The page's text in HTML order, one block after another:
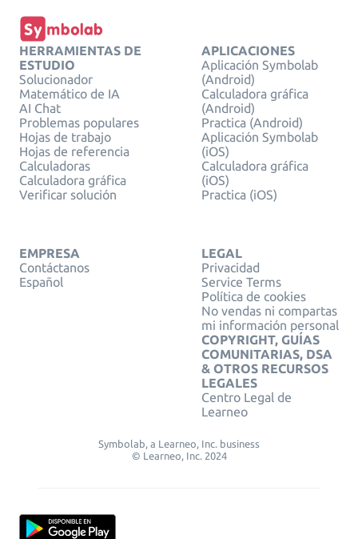
HERRAMIENTAS DE
ESTUDIO
Solucionador
Matemático de IA
AI Chat
Problemas populares
Hojas de trabajo
Hojas de referencia
Calculadoras
Calculadora gráfica
Verificar solución
APLICACIONES
Aplicación Symbolab
(Android)
Calculadora gráfica
(Android)
Practica (Android)
Aplicación Symbolab
(iOS)
Calculadora gráfica
(iOS)
Practica (iOS)
EMPRESA
Contáctanos
Español
LEGAL
Privacidad
Service Terms
Política de cookies
No vendas ni compartas
mi información personal
COPYRIGHT, GUÍAS
COMUNITARIAS, DSA
& OTROS RECURSOS
LEGALES
Centro Legal de
Learneo
Symbolab, a Learneo, Inc. business
© Learneo, Inc. 2024